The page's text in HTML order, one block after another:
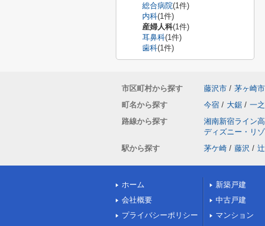
総合病院(1件)
内科(1件)
産婦人科(1件)
耳鼻科(1件)
歯科(1件)
市区町村から探す 藤沢市 / 茅ヶ崎市
町名から探す
今宿 / 大鋸 / 一
路線から探す
湘南新宿ライン
ディズニー・リ
駅から探す
茅ケ崎 / 藤沢 /
ホーム
会社概要
プライバシーポリシー
新築戸建
中古戸建
マンション